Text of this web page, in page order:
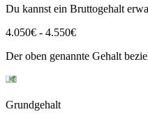
Du kannst ein Bruttogehalt
4.050€ - 4.550€
Der oben genannte Gehalt
Grundgehalt